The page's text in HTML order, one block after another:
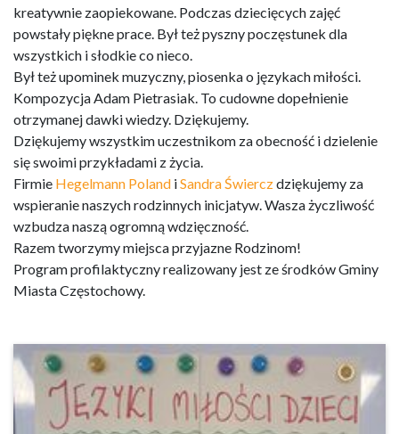
kreatywnie zaopiekowane. Podczas dziecięcych zajęć
powstały piękne prace. Był też pyszny poczęstunek dla
wszystkich i słodkie co nieco.
Był też upominek muzyczny, piosenka o językach miłości.
Kompozycja Adam Pietrasiak. To cudowne dopełnienie
otrzymanej dawki wiedzy. Dziękujemy.
Dziękujemy wszystkim uczestnikom za obecność i dzielenie
się swoimi przykładami z życia.
Firmie Hegelmann Poland iSandra Świerczdziękujemy za
wspieranie naszych rodzinnych inicjatyw. Wasza życzliwość
wzbudza naszą ogromną wdzięczność.
Razem tworzymy miejsca przyjazne Rodzinom!
Program profilaktyczny realizowany jest ze środków Gminy
Miasta Częstochowy.